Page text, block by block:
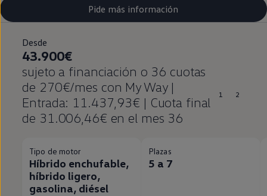
Pide más información
Desde
43.900€
sujeto a financiación o 36 cuotas
de 270€/mes con My Way |
Entrada: 11.437,93€ | Cuota final
de 31.006,46€ en el mes 36
1 2
Tipo de motor
Híbrido enchufable,
híbrido ligero,
gasolina, diésel
Plazas
5 a 7